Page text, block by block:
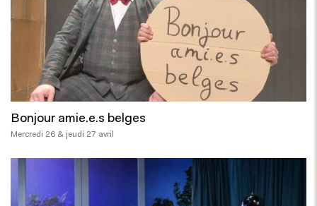
Bonjour amie.e.s belges
Mercredi 26 & jeudi 27 avril